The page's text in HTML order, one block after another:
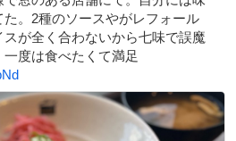
。2種のソースやがレフォール
スが全く合わないから七味で誤魔
度は食べたくて満足